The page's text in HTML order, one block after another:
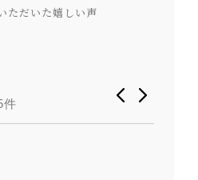
ただいた嬉しい声
件